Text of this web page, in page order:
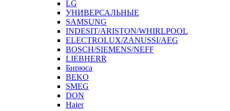
LG
УНИВЕРСАЛЬНЫЕ
SAMSUNG
INDESIT/ARISTON/WHIRLPOOL
ELECTROLUX/ZANUSSI/AEG
BOSCH/SIEMENS/NEFF
LIEBHERR
Бирюса
BEKO
SMEG
DON
Haier